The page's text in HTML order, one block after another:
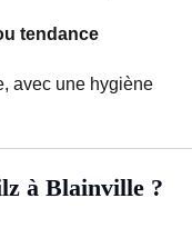
tendance
avec une hygiène
à Blainville ?